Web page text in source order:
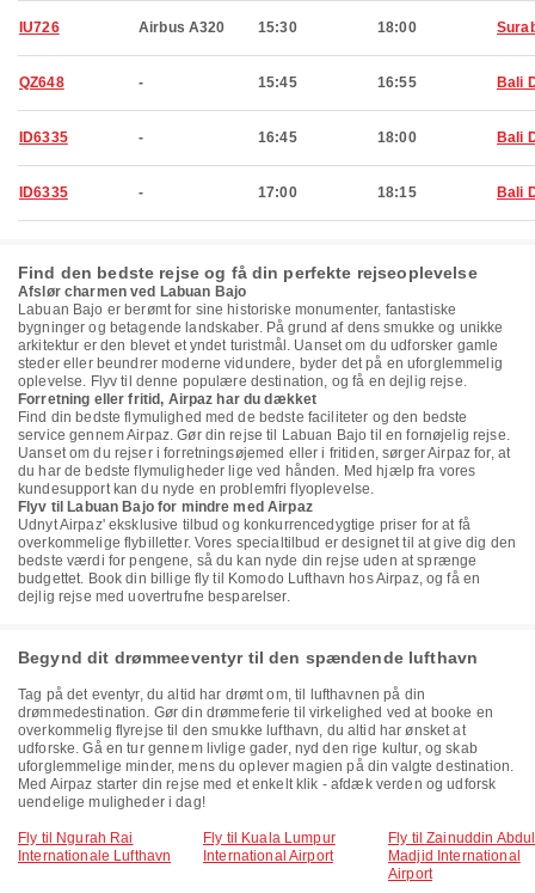
IU726 Airbus A320 15:30 18:00
QZ648 - 15:45 16:55 Bali
ID6335 - 16:45 18:00 Bali
ID6335 - 17:00 18:15 Bali
Find den bedste rejse og få din perfekte rejseoplevelse
Afslør charmen ved Labuan Bajo
Labuan Bajo er berømt for sine historiske monumenter, fantastiske
bygninger og betagende landskaber. På grund af dens smukke og unikke
arkitektur er den blevet et yndet turistmål. Uanset om du udforsker gamle
steder eller beundrer moderne vidundere, byder det på en uforglemmelig
oplevelse. Flyv til denne populære destination, og få en dejlig rejse.
Forretning eller fritid, Airpaz har du dækket
Find din bedste flymulighed med de bedste faciliteter og den bedste
service gennem Airpaz. Gør din rejse til Labuan Bajo til en fornøjelig rejse.
Uanset om du rejser i forretningsøjemed eller i fritiden, sørger Airpaz for, at
du har de bedste flymuligheder lige ved hånden. Med hjælp fra vores
kundesupport kan du nyde en problemfri flyoplevelse.
Flyv til Labuan Bajo for mindre med Airpaz
Udnyt Airpaz' eksklusive tilbud og konkurrencedygtige priser for at få
overkommelige flybilletter. Vores specialtilbud er designet til at give dig den
bedste værdi for pengene, så du kan nyde din rejse uden at sprænge
budgettet. Book din billige fly til Komodo Lufthavn hos Airpaz, og få en
dejlig rejse med uovertrufne besparelser.
Begynd dit drømmeeventyr til den spændende lufthavn
Tag på det eventyr, du altid har drømt om, til lufthavnen på din
drømmedestination. Gør din drømmeferie til virkelighed ved at booke en
overkommelig flyrejse til den smukke lufthavn, du altid har ønsket at
udforske. Gå en tur gennem livlige gader, nyd den rige kultur, og skab
uforglemmelige minder, mens du oplever magien på din valgte destination.
Med Airpaz starter din rejse med et enkelt klik - afdæk verden og udforsk
uendelige muligheder i dag!
Fly til Ngurah Rai
Internationale Lufthavn
Fly til Kuala Lumpur
International Airport
Fly til Zainuddin Abdul
Madjid International
Airport